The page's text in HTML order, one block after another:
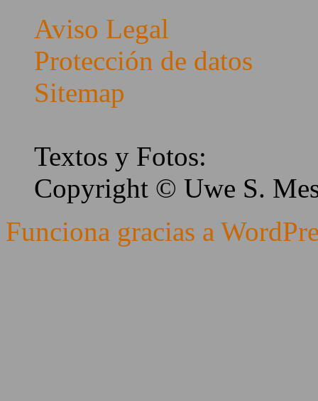
Aviso Legal
Protección de datos
Sitemap
Textos y Fotos:
Copyright © Uwe S.
Funciona gracias a